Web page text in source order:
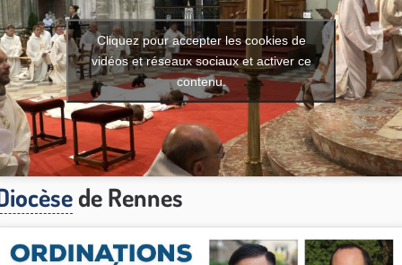
Cliquez pour accepter les cookies de
vidéos et réseaux sociaux et activer ce
contenu.
de Rennes